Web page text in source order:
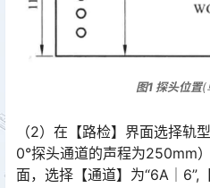
图1 探头位置(
（2）在【路检】界面选择轨
0°探头通道的声程为250mm
面，选择【通道】为“6A│6”,